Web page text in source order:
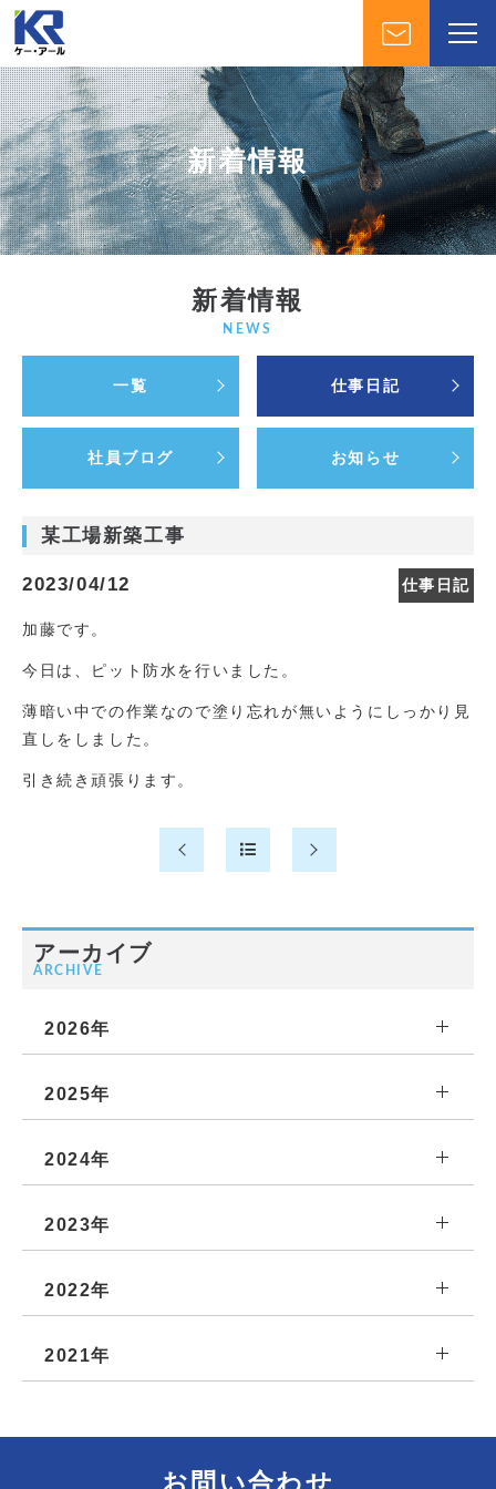
新着情報
新着情報
NEWS
一覧 仕事日記
社員ブログ お知らせ
某工場新築工事
2023/04/12 仕事日記
加藤です。
今日は、ピット防水を行いました。
薄暗い中での作業なので塗り忘れが無いようにしっかり見
直しをしました。
引き続き頑張ります。
アーカイブ
ARCHIVE
2026年
2025年
2024年
2023年
2022年
2021年
お問い合わせ